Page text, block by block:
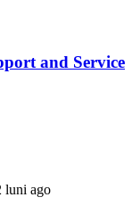
and Service
luni ago